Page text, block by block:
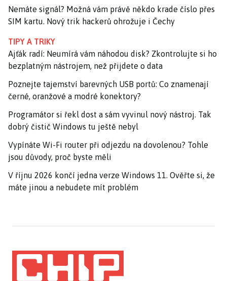
Nemáte signál? Možná vám právě někdo krade číslo přes
SIM kartu. Nový trik hackerů ohrožuje i Čechy
TIPY A TRIKY
Ajťák radí: Neumírá vám náhodou disk? Zkontrolujte si ho
bezplatným nástrojem, než přijdete o data
Poznejte tajemství barevných USB portů: Co znamenají
černé, oranžové a modré konektory?
Programátor si řekl dost a sám vyvinul nový nástroj. Tak
dobrý čistič Windows tu ještě nebyl
Vypínáte Wi-Fi router při odjezdu na dovolenou? Tohle
jsou důvody, proč byste měli
V říjnu 2026 končí jedna verze Windows 11. Ověřte si, že
máte jinou a nebudete mít problém